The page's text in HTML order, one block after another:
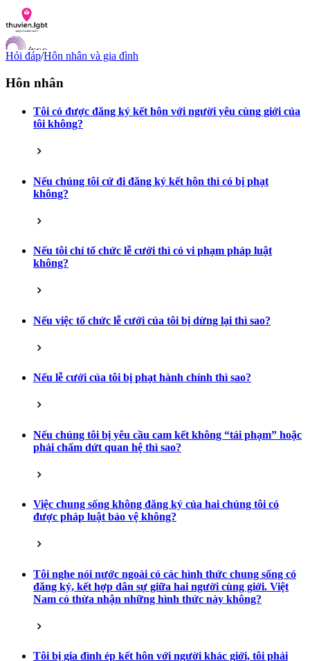
Danh sách tài liệu
Hỏi đáp
Chỉ số hoà nhập LGBTI
VI
EN
Hỏi đáp/Hôn nhân và gia đình
Hôn nhân
Tôi có được đăng ký kết hôn với người yêu cùng giới của
tôi không?
Nếu chúng tôi cứ đi đăng ký kết hôn thì có bị phạt
không?
Nếu tôi chỉ tổ chức lễ cưới thì có vi phạm pháp luật
không?
Nếu việc tổ chức lễ cưới của tôi bị dừng lại thì sao?
Nếu lễ cưới của tôi bị phạt hành chính thì sao?
Nếu chúng tôi bị yêu cầu cam kết không “tái phạm” hoặc
phải chấm dứt quan hệ thì sao?
Việc chung sống không đăng ký của hai chúng tôi có
được pháp luật bảo vệ không?
Tôi nghe nói nước ngoài có các hình thức chung sống có
đăng ký, kết hợp dân sự giữa hai người cùng giới. Việt
Nam có thừa nhận những hình thức này không?
Tôi bị gia đình ép kết hôn với người khác giới, tôi phải